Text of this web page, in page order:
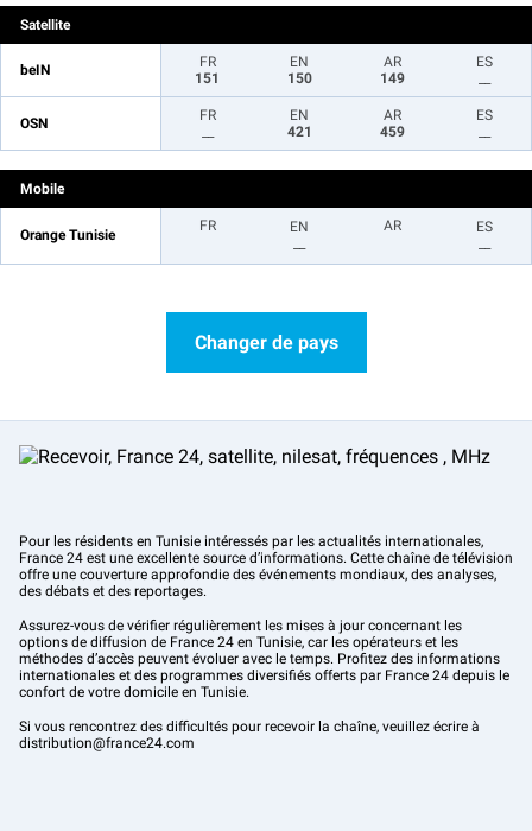
Satellite
beIN
FR
151
EN
150
AR
149
ES
OSN
FR
EN
421
AR
459
ES
Mobile
Orange Tunisie
FR
EN
AR
ES
Changer de pays
Pour les résidents en Tunisie intéressés par les actualités internationales,
France 24 est une excellente source d’informations. Cette chaîne de télévision
offre une couverture approfondie des événements mondiaux, des analyses,
des débats et des reportages.
Assurez-vous de vérifier régulièrement les mises à jour concernant les
options de diffusion de France 24 en Tunisie, car les opérateurs et les
méthodes d’accès peuvent évoluer avec le temps. Profitez des informations
internationales et des programmes diversifiés offerts par France 24 depuis le
confort de votre domicile en Tunisie.
Si vous rencontrez des difficultés pour recevoir la chaîne, veuillez écrire à
distribution@france24.com